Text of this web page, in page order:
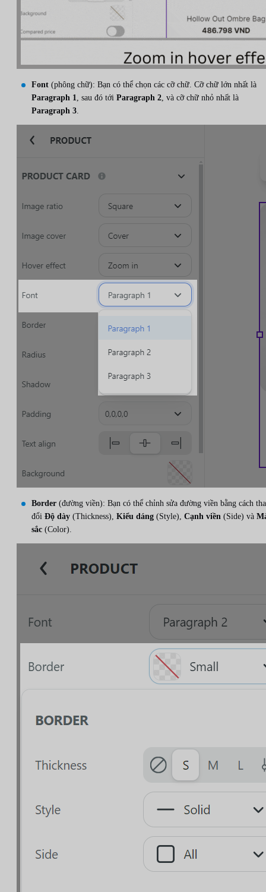
Font (phông chữ): Bạn có thể chọn các cỡ chữ. Cỡ chữ lớn nhất là
Paragraph 1, sau đó tới Paragraph 2, và cỡ chữ nhỏ nhất là
Paragraph 3.
Border (đường viền): Bạn có thể chỉnh sửa đường viền bằng cách
đổi Độ dày (Thickness), Kiểu dáng (Style), Cạnh viền (Side) và
sắc (Color).